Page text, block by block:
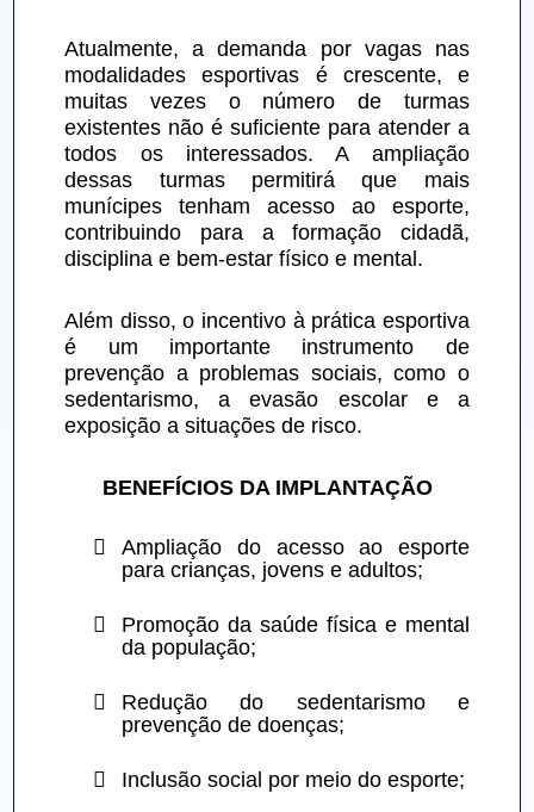
Atualmente, a demanda por vagas nas
modalidades esportivas é crescente, e
muitas vezes o número de turmas
existentes não é suficiente para atender a
todos os interessados. A ampliação
dessas turmas permitirá que mais
munícipes tenham acesso ao esporte,
contribuindo para a formação cidadã,
disciplina e bem-estar físico e mental.
Além disso, o incentivo à prática esportiva
é um importante instrumento de
prevenção a problemas sociais, como o
sedentarismo, a evasão escolar e a
exposição a situações de risco.
BENEFÍCIOS DA IMPLANTAÇÃO

Ampliação do acesso ao esporte
para crianças, jovens e adultos;

Promoção da saúde física e mental
da população;

Redução do sedentarismo e
prevenção de doenças;
 Inclusão social por meio do esporte;